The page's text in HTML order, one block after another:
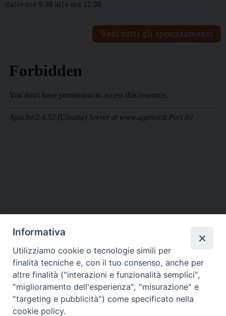
dalle ore 9:30 alle ore 12:30
Vedi tutti gli appuntamenti
DIOCESI SUBURBICARIA DI ALBANO
Contatti:Tel.: 06.93268401 - Fax.: 06.9323844
E-mail:curia@diocesidialbano.it
Orari: dal Lunedì al Venerdì Ore: 9:00 - 13:00
Informativa
Utilizziamo cookie o tecnologie simili per
finalità tecniche e, con il tuo consenso, anche per
altre finalità ("interazioni e funzionalità semplici",
"miglioramento dell'esperienza", "misurazione" e
"targeting e pubblicità") come specificato nella
cookie policy.